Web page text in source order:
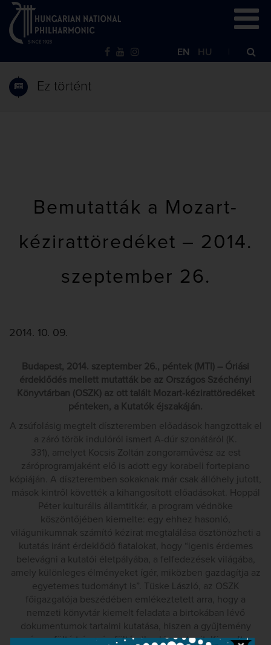
EN HU
Ez történt
Bemutatták a Mozart-
kézirattöredéket – 2014.
szeptember 26.
2014. 10. 09.
Budapest, 2014. szeptember 26., péntek (MTI) – Óriási
érdeklődés mellett mutatták be az Országos Széchényi
Könyvtárban (OSZK) az ott talált Mozart-kézirattöredéket
pénteken, a Kutatók éjszakáján.
A zsúfolásig megtelt díszteremben előadások hangzottak el
a záró török indulóról ismert A-dúr szonátáról (K.
331), amelyet Kocsis Zoltán zongoraművész az est
záróprogramjaként elő is adott egy korabeli fortepiano
kópiáján. A díszteremben sokaknak már csak állóhely jutott,
mások kintről követték a kihangosított előadásokat. Hoppál
Péter kulturális államtitkár, a program védnöke
köszöntőjében kiemelte: egy ehhez hasonló,
világunikumnak számító kézirat megtalálása ösztönözheti a
kutatás iránt érdeklődő fiatalokat, hogy “igenis érdemes
belevágni a kutatói életpályába, a felfedezések világába,
amely különleges élményeket ígér, miközben gazdagítja az
egyetemes tudományt is”. Tüske László, az OSZK
főigazgatója beszédében emlékeztetett arra, hogy a
nemzeti könyvtár kiemelt feladata a birtokában lévő
dokumentumok tartalmi kutatása, hiszen a gyűjtemény
számos föltárt és még föltáratlan kincset rejt. Kiemelte,